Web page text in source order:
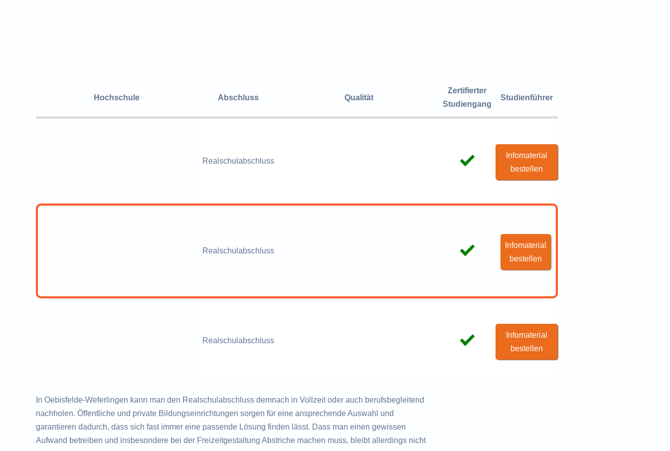
Hochschule Abschluss Qualität
Zertifierter
Studiengang
Studienführer
Realschulabschluss
Infomaterial
bestellen
Realschulabschluss
Infomaterial
bestellen
Realschulabschluss
Infomaterial
bestellen
In Oebisfelde-Weferlingen kann man den Realschulabschluss demnach in Vollzeit oder auch berufsbegleitend
nachholen. Öffentliche und private Bildungseinrichtungen sorgen für eine ansprechende Auswahl und
garantieren dadurch, dass sich fast immer eine passende Lösung finden lässt. Dass man einen gewissen
Aufwand betreiben und insbesondere bei der Freizeitgestaltung Abstriche machen muss, bleibt allerdings nicht